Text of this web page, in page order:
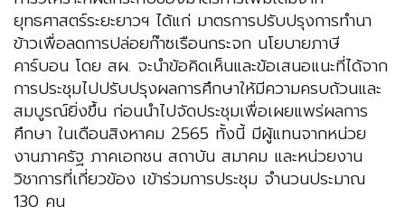
ยุทธศาสตร์ระยะยาวฯ ได้แก่ มาตรการปรับปรุงการทำนา
ข้าวเพื่อลดการปล่อยก๊าซเรือนกระจก นโยบายภาษี
คาร์บอน โดย สผ. จะนำข้อคิดเห็นและข้อเสนอแนะที่ได้จาก
การประชุมไปปรับปรุงผลการศึกษาให้มีความครบถ้วนและ
สมบูรณ์ยิ่งขึ้น ก่อนนำไปจัดประชุมเพื่อเผยแพร่ผลการ
ศึกษา ในเดือนสิงหาคม 2565 ทั้งนี้ มีผู้แทนจากหน่วย
งานภาครัฐ ภาคเอกชน สถาบัน สมาคม และหน่วยงาน
วิชาการที่เกี่ยวข้อง เข้าร่วมการประชุม จำนวนประมาณ
130 คน